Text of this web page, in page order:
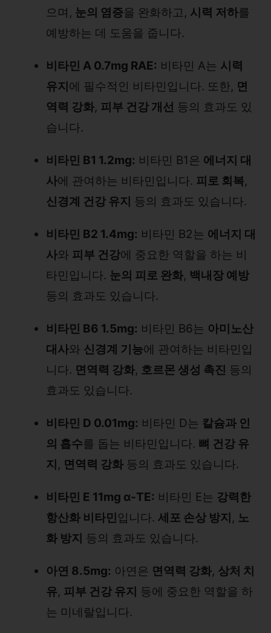
으며, 눈의 염증을 완화하고, 시력 저하를
예방하는 데 도움을 줍니다.
비타민 A 0.7mg RAE: 비타민 A는 시력
유지 에 필수적인 비타민입니다. 또한, 면
역력 강화, 피부 건강 개선 등의 효과도 있
습니다.
비타민 B1 1.2mg: 비타민 B1은 에너지 대
사에 관여하는 비타민입니다. 피로 회복,
신경계 건강 유지 등의 효과도 있습니다.
비타민 B2 1.4mg: 비타민 B2는 에너지 대
사와 피부 건강에 중요한 역할을 하는 비
타민입니다. 눈의 피로 완화, 백내장 예방
등의 효과도 있습니다.
비타민 B6 1.5mg: 비타민 B6는 아미노산
대사와 신경계 기능에 관여하는 비타민입
니다. 면역력 강화, 호르몬 생성 촉진 등의
효과도 있습니다.
비타민 D 0.01mg: 비타민 D는 칼슘과 인
의 흡수를 돕는 비타민입니다. 뼈 건강 유
지 , 면역력 강화 등의 효과도 있습니다.
비타민 E 11mg α-TE: 비타민 E는 강력한
항산화 비타민입니다. 세포 손상 방지 , 노
화 방지 등의 효과도 있습니다.
아연 8.5mg: 아연은 면역력 강화, 상처 치
유, 피부 건강 유지 등에 중요한 역할을 하
는 미네랄입니다.